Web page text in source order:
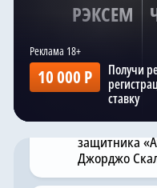
РЭКСЕМ
10 000 Р
Получи
ставку
Как сообщает
Insider ,
борьбу с
Юнайтед» за
защитника
Джорджо